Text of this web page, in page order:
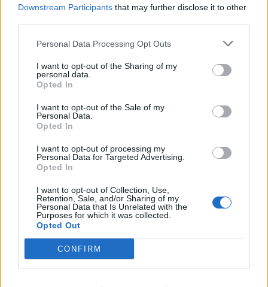
Downstream Participants that may further disclose it to other
Personal Data Processing Opt Outs
I want to opt-out of the Sharing of my
personal data.
Opted In
I want to opt-out of the Sale of my
Personal Data.
Opted In
I want to opt-out of processing my
Personal Data for Targeted Advertising.
Opted In
I want to opt-out of Collection, Use,
Retention, Sale, and/or Sharing of my
Personal Data that Is Unrelated with the
Purposes for which it was collected.
Opted Out
CONFIRM
5 Αυγούστου 2026, 23:33
Σύγκρουση μηχανής με αυτοκίνητο στη
5 Αυγούστου 2026, 22:45
Κεραυνός χτύπησε γήπεδο στην Ταϊλάνδη –
5 Αυγούστου 2026, 22:35
την εκπόνηση της μελέτης ανακατασκευής
της ιστορικής Γέφυρας Κοράκου
Κάηκε ολοσχερώς αυτοκίνητο στην περιοχή
του Μορφοβουνίου
5 Αυγούστου 2026, 20:50
Το Σάββατο 8 Αυγούστου το 40ήμερο
μνημόσυνο του Κωνσταντίνου
Αναγνωστόπουλου